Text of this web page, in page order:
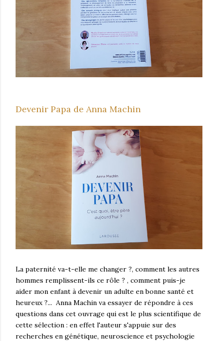
Devenir Papa de Anna Machin
La paternité va-t-elle me changer ?, comment les autres
hommes remplissent-ils ce rôle ? , comment puis-je
aider mon enfant à devenir un adulte en bonne santé et
heureux ?... Anna Machin va essayer de répondre à ces
questions dans cet ouvrage qui est le plus scientifique de
cette sélection : en effet l'auteur s'appuie sur des
recherches en génétique, neuroscience et psychologie